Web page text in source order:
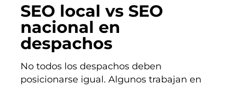
SEO local vs SEO
nacional en
despachos
No todos los despachos deben
posicionarse igual. Algunos trabajan en